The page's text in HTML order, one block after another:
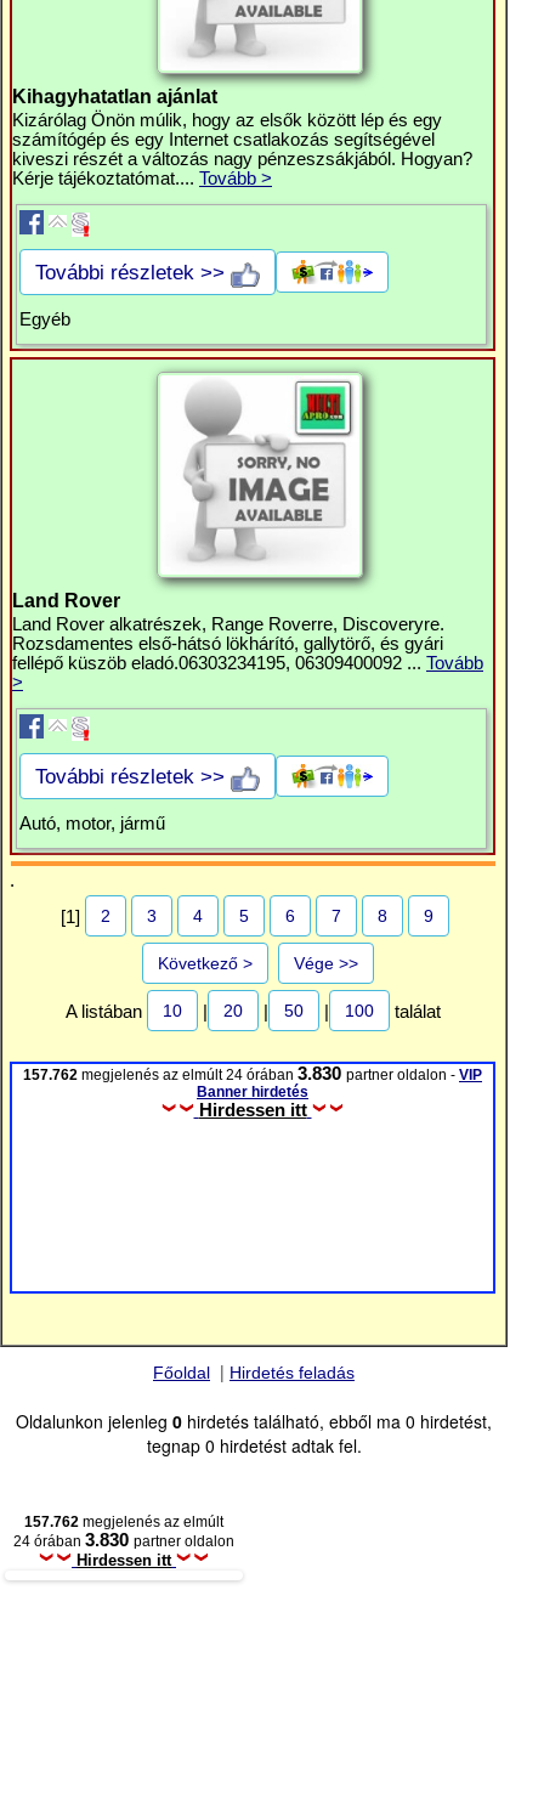
Kihagyhatatlan ajánlat
Kizárólag Önön múlik, hogy az elsők között lép és egy
számítógép és egy Internet csatlakozás segítségével
kiveszi részét a változás nagy pénzeszsákjából. Hogyan?
Kérje tájékoztatómat.... Tovább >
További részletek >>
Egyéb
Land Rover
Land Rover alkatrészek, Range Roverre, Discoveryre.
Rozsdamentes első-hátsó lökhárító, gallytörő, és gyári
fellépő küszöb eladó.06303234195, 06309400092 ... Tovább
>
További részletek >>
Autó, motor, jármű
.
[1]
2 3 4 5 6 7 8 9
Következő > Vége >>
A listában 10 20 50 100 találat
157.762 megjelenés az elmúlt 24 órában 3.830 partner oldalon - VIP
Banner hirdetés
Hirdessen itt
Főoldal | Hirdetés feladás
Oldalunkon jelenleg 0 hirdetés található, ebből ma 0 hirdetést,
tegnap 0 hirdetést adtak fel.
157.762 megjelenés az elmúlt
24 órában 3.830 partner oldalon
Hirdessen itt